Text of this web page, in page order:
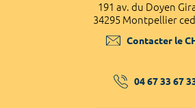
191 av. du Doyen
34295 Montpellier
Contacter le
04 67 33 67